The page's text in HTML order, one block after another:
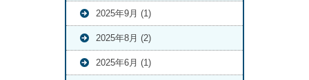
2025年9月 (1)
2025年8月 (2)
2025年6月 (1)